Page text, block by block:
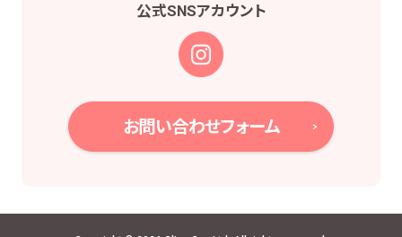
公式SNSアカウント
お問い合わせフォーム